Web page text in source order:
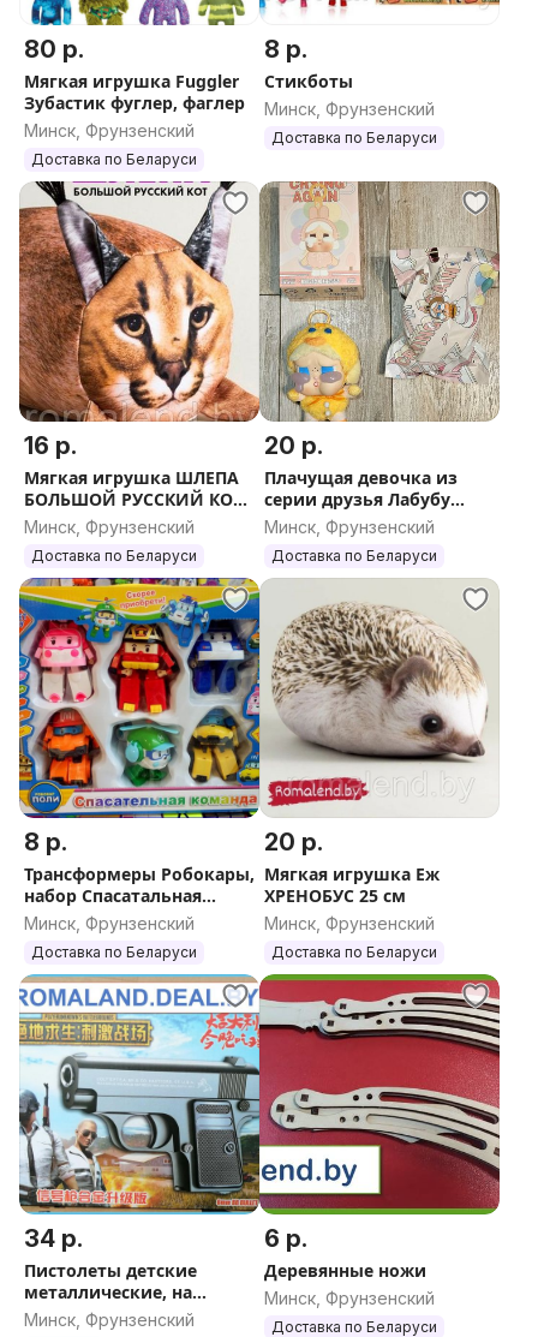
80 р.
Мягкая игрушка Fuggler
Зубастик фуглер, фаглер
Минск, Фрунзенский
Доставка по Беларуси
8 р.
Стикботы
Минск, Фрунзенский
Доставка по Беларуси
16 р.
Мягкая игрушка ШЛЕПА
БОЛЬШОЙ РУССКИЙ КОТ
25 см, 45 см, 55см
Минск, Фрунзенский
Доставка по Беларуси
20 р.
Плачущая девочка из
серии друзья Лабубу
CRYBABY
Минск, Фрунзенский
Доставка по Беларуси
8 р.
Трансформеры Робокары,
набор Спасатальная
команда
Минск, Фрунзенский
Доставка по Беларуси
20 р.
Мягкая игрушка Еж
ХРЕНОБУС 25 см
Минск, Фрунзенский
Доставка по Беларуси
34 р.
Пистолеты детские
металлические, на
пульках
Минск, Фрунзенский
6 р.
Деревянные ножи
Минск, Фрунзенский
Доставка по Беларуси